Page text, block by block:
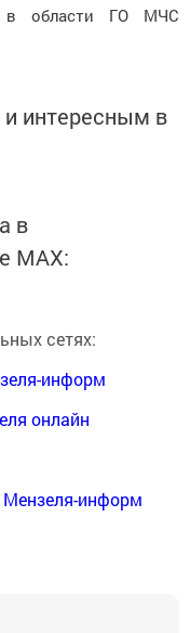
в области ГО МЧС
интересным в
в
MАХ:
сетях:
информ
онлайн
Мензеля-информ